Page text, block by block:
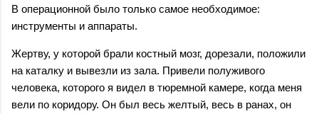
В операционной было только самое необходимое:
инструменты и аппараты.
Жертву, у которой брали костный мозг, дорезали, положили
на каталку и вывезли из зала. Привели полуживого
человека, которого я видел в тюремной камере, когда меня
вели по коридору. Он был весь желтый, весь в ранах, он